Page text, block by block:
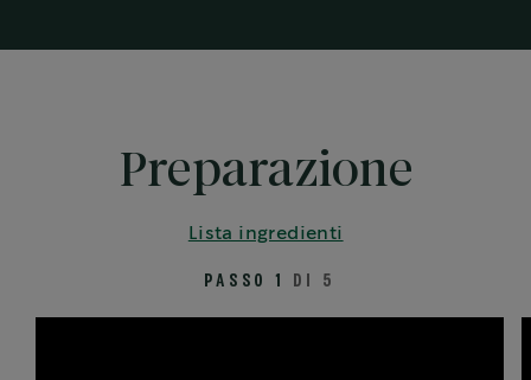
Preparazione
Lista ingredienti
PASSO 1 DI 5